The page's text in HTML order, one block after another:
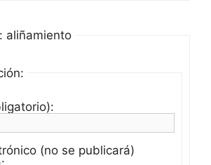
aliñamiento
(no se publicará)